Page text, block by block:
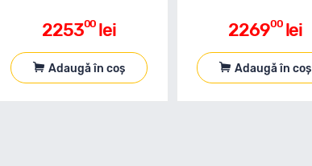
225300 lei
Adaugă în coș
226900 lei
Adaugă în coș